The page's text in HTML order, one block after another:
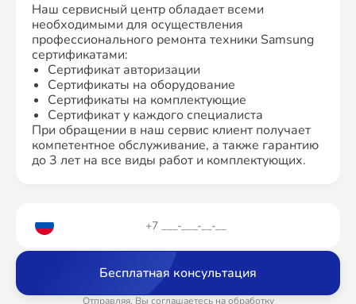
Наш сервисный центр обладает всеми
необходимыми для осуществления
профессионального ремонта техники Samsung
сертификатами:
Сертификат авторизации
Сертификаты на оборудование
Сертификаты на комплектующие
Сертификат у каждого специалиста
При обращении в наш сервис клиент получает
компетентное обслуживание, а также гарантию
до 3 лет на все виды работ и комплектующих.
Бесплатная консультация
Отправляя, Вы соглашаетесь на обработку